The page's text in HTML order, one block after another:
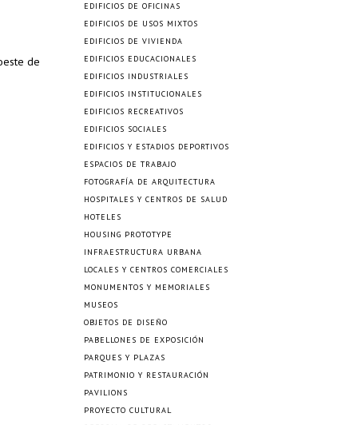
de
EDIFICIOS DE OFICINAS
EDIFICIOS DE USOS MIXTOS
EDIFICIOS DE VIVIENDA
EDIFICIOS EDUCACIONALES
EDIFICIOS INDUSTRIALES
EDIFICIOS INSTITUCIONALES
EDIFICIOS RECREATIVOS
EDIFICIOS SOCIALES
EDIFICIOS Y ESTADIOS DEPORTIVOS
ESPACIOS DE TRABAJO
FOTOGRAFÍA DE ARQUITECTURA
HOSPITALES Y CENTROS DE SALUD
HOTELES
HOUSING PROTOTYPE
INFRAESTRUCTURA URBANA
LOCALES Y CENTROS COMERCIALES
MONUMENTOS Y MEMORIALES
MUSEOS
OBJETOS DE DISEÑO
PABELLONES DE EXPOSICIÓN
PARQUES Y PLAZAS
PATRIMONIO Y RESTAURACIÓN
PAVILIONS
PROYECTO CULTURAL